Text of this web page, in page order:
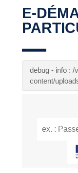
E-
debug - info : /
content/